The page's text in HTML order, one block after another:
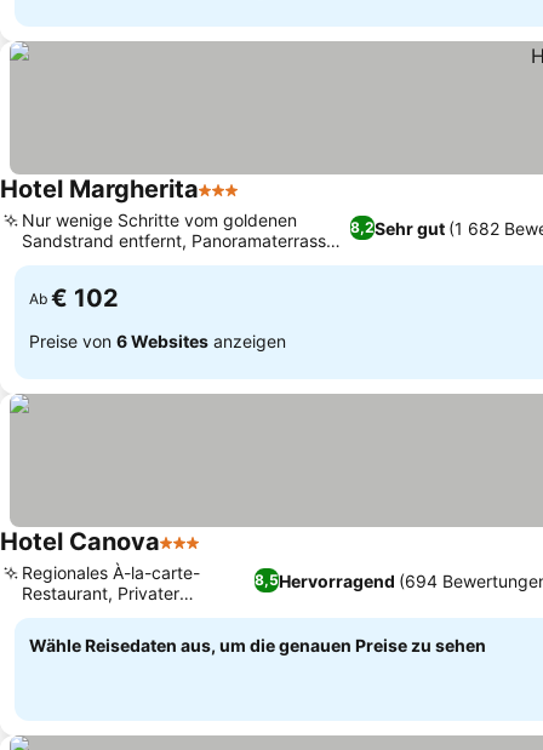
Hotel Margherita3 Sterne
8,2Sehr gut (1 682
Nur wenige Schritte vom goldenen
Sandstrand entfernt, Panoramaterrasse
mit Meerblick
Ab € 102
Preise von 6 Websites anzeigen
Hotel Canova3 Sterne
8,5Hervorragend (694
Regionales À-la-carte-
Restaurant, Privater
Strandzugang
Wähle Reisedaten aus, um die genauen Preise zu sehen